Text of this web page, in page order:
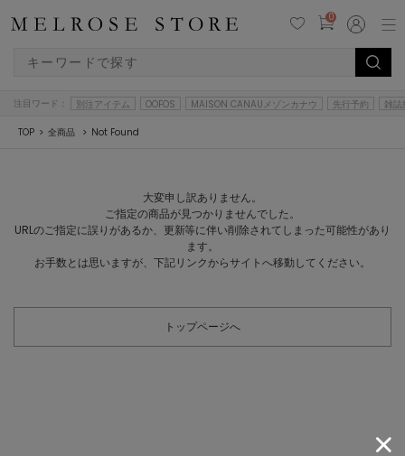
0
注目ワード： 別注アイテム OOFOS MAISON CANAUメゾンカナウ 先行予約 雑誌
TOP 全商品 Not Found
大変申し訳ありません。
ご指定の商品が見つかりませんでした。
URLのご指定に誤りがあるか、更新等に伴い削除されてしまった可能性があり
ます。
お手数とは思いますが、下記リンクからサイトへ移動してください。
トップページへ